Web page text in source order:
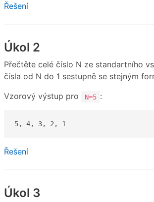
Řešení
Úkol 2
Přečtěte celé číslo N ze standartního
čísla od N do 1 sestupně se stejným
Vzorový výstup pro
N=5 :
5, 4, 3, 2, 1
Řešení
Úkol 3